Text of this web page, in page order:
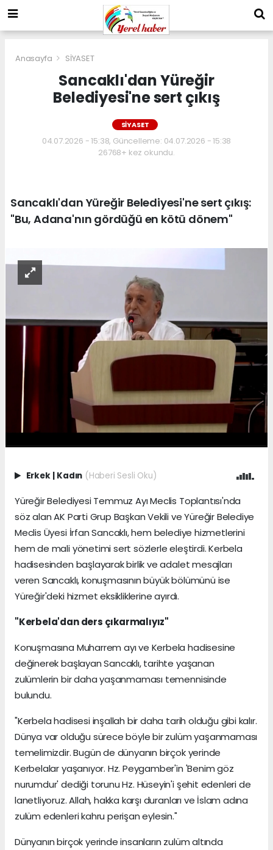
Anasayfa SİYASET
Sancaklı'dan Yüreğir
Belediyesi'ne sert çıkış
SİYASET
04.07.2026 - 15:38, Güncelleme: 04.07.2026 - 15:38
26768+ kez okundu.
Sancaklı'dan Yüreğir Belediyesi'ne sert çıkış:
"Bu, Adana'nın gördüğü en kötü dönem"
Erkek | Kadın (Haberi Sesli Oku)
Yüreğir Belediyesi Temmuz Ayı Meclis Toplantısı'nda
söz alan AK Parti Grup Başkan Vekili ve Yüreğir Belediye
Meclis Üyesi İrfan Sancaklı, hem belediye hizmetlerini
hem de mali yönetimi sert sözlerle eleştirdi. Kerbela
hadisesinden başlayarak birlik ve adalet mesajları
veren Sancaklı, konuşmasının büyük bölümünü ise
Yüreğir'deki hizmet eksikliklerine ayırdı.
"Kerbela'dan ders çıkarmalıyız"
Konuşmasına Muharrem ayı ve Kerbela hadisesine
değinerek başlayan Sancaklı, tarihte yaşanan
zulümlerin bir daha yaşanmaması temennisinde
bulundu.
"Kerbela hadisesi inşallah bir daha tarih olduğu gibi kalır.
Dünya var olduğu sürece böyle bir zulüm yaşanmaması
temelimizdir. Bugün de dünyanın birçok yerinde
Kerbelalar yaşanıyor. Hz. Peygamber'in 'Benim göz
nurumdur' dediği torunu Hz. Hüseyin'i şehit edenleri de
lanetliyoruz. Allah, hakka karşı duranları ve İslam adına
zulüm edenleri kahru perişan eylesin."
Dünyanın birçok yerinde insanların zulüm altında